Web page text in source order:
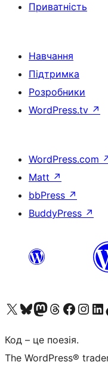
Приватність
Навчання
Підтримка
Розробники
WordPress.tv ↗
WordPress.com
Matt ↗
bbPress ↗
BuddyPress ↗
Visit our X (formerly Twitter) account
Visit our Bluesky account
Завітайте до нашої стрічки в Mastodon
Visit our Threads account
Завітайте на нашу
Visit ourVisit
Код – це поезія.
The WordPress®